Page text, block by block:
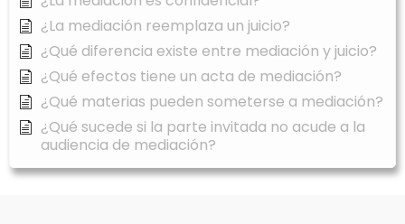
¿La mediación reemplaza un juicio?
¿Qué diferencia existe entre mediación y juicio?
¿Qué efectos tiene un acta de mediación?
¿Qué materias pueden someterse a mediación?
¿Qué sucede si la parte invitada no acude a la
audiencia de mediación?